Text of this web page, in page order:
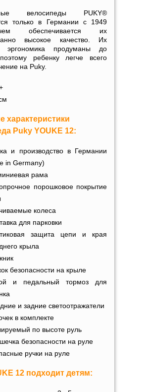
велосипеды PUKY®
только в Германии с 1949
обеспечивается их
высокое качество. Их
продуманы до
ребенку легче всего
на Puky.
характеристики
Puky YOUKE 12:
и производство в Германии
in Germany)
рама
порошковое покрытие
колеса
для парковки
защита цепи и края
крыла
безопасности на крыле
и педальный тормоз для
и задние светоотражатели
в комплекте
по высоте руль
безопасности на руле
ручки на руле
12 подходит детям: